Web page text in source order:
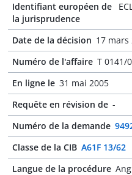
Identifiant européen de
la jurisprudence
Date de la décision 17 mars
Numéro de l'affaire T 0141/
En ligne le 31 mai 2005
Requête en révision de -
Numéro de la demande
Classe de la CIB A61F 13/62
Langue de la procédure